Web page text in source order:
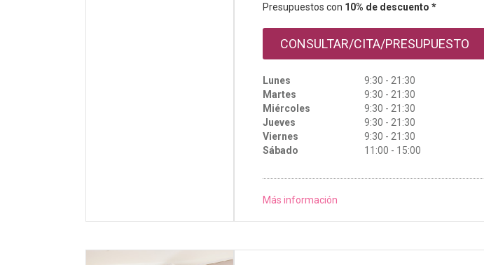
Presupuestos con 10% de descuento *
CONSULTAR/CITA/PRESUPUESTO
Lunes
9:30 - 21:30
Martes
9:30 - 21:30
Miércoles
9:30 - 21:30
Jueves
9:30 - 21:30
Viernes
9:30 - 21:30
Sábado
11:00 - 15:00
Más información